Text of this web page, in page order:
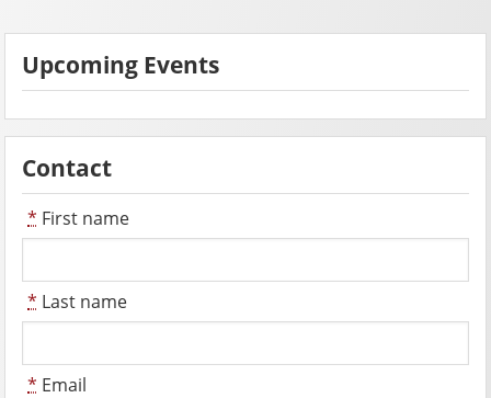
Upcoming Events
Contact
* First name
* Last name
* Email